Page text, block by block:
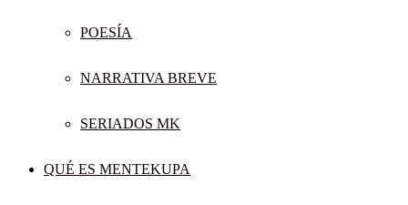
POESÍA
NARRATIVA BREVE
SERIADOS MK
QUÉ ES MENTEKUPA